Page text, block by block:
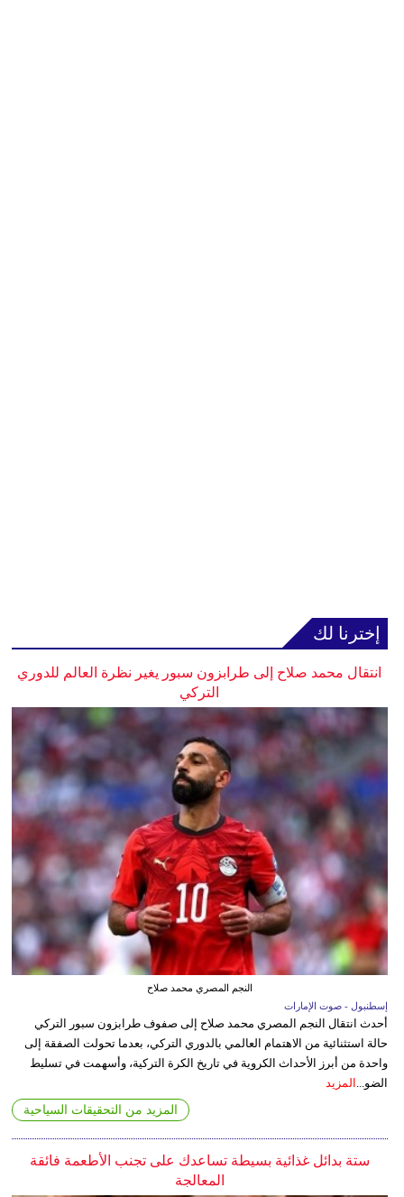
إخترنا لك
انتقال محمد صلاح إلى طرابزون سبور يغير نظرة العالم للدوري
التركي
النجم المصري محمد صلاح
إسطنبول - صوت الإمارات
أحدث انتقال النجم المصري محمد صلاح إلى صفوف طرابزون سبور التركي
حالة استثنائية من الاهتمام العالمي بالدوري التركي، بعدما تحولت الصفقة إلى
واحدة من أبرز الأحداث الكروية في تاريخ الكرة التركية، وأسهمت في تسليط
الضو... المزيد
المزيد من التحقيقات السياحية
ستة بدائل غذائية بسيطة تساعدك على تجنب الأطعمة فائقة
المعالجة